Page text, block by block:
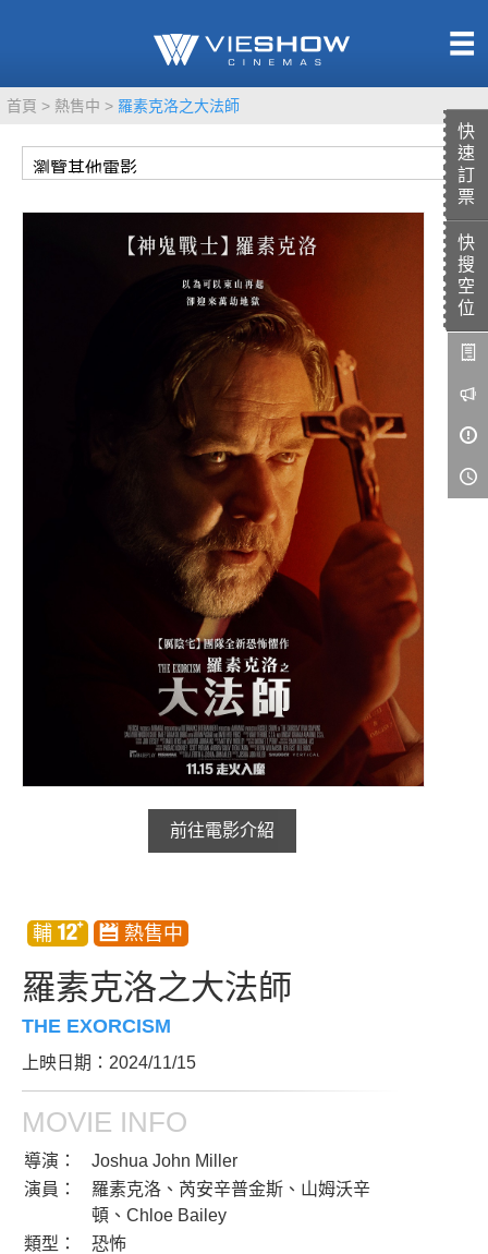
快
速
訂
票
快
搜
空
位
首頁 熱售中 羅素克洛之大法師
前往電影介紹
羅素克洛之大法師
THE EXORCISM
上映日期：2024/11/15
MOVIE INFO
導演：
Joshua John Miller
演員：
羅素克洛、芮安辛普金斯、山姆沃辛
頓、Chloe Bailey
類型：
恐怖
TITAN SCREEN
GOLD CLASS
影城餐飲
加入iShow
會員Q&A